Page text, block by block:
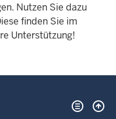
Nutzen Sie dazu
finden Sie im
Unterstützung!